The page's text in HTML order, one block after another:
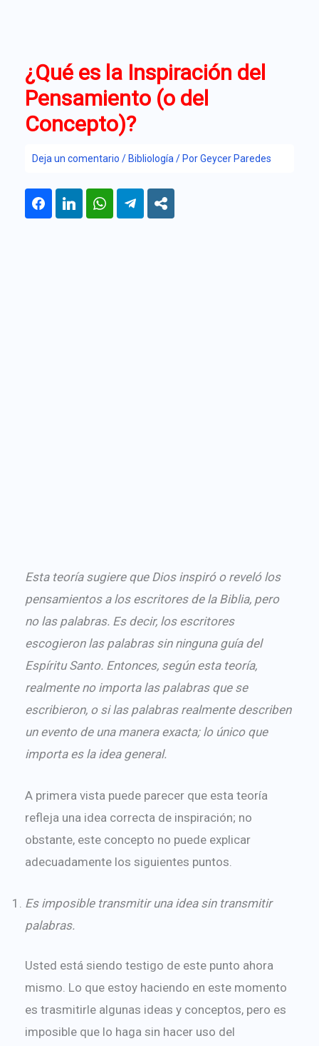
¿Qué es la Inspiración del
Pensamiento (o del
Concepto)?
Deja un comentario /Bibliología / PorGeycer Paredes
Esta teoría sugiere que Dios inspiró o reveló los
pensamientos a los escritores de la Biblia, pero
no las palabras. Es decir, los escritores
escogieron las palabras sin ninguna guía del
Espíritu Santo. Entonces, según esta teoría,
realmente no importa las palabras que se
escribieron, o si las palabras realmente describen
un evento de una manera exacta; lo único que
importa es la idea general.
A primera vista puede parecer que esta teoría
refleja una idea correcta de inspiración; no
obstante, este concepto no puede explicar
adecuadamente los siguientes puntos.
Es imposible transmitir una idea sin transmitir
palabras.
Usted está siendo testigo de este punto ahora
mismo. Lo que estoy haciendo en este momento
es trasmitirle algunas ideas y conceptos, pero es
imposible que lo haga sin hacer uso del